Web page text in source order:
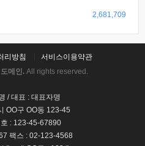
2,681,709
리방침
서비스이용약관
메인. All rights reserved.
/ 대표 : 대표자명
OO구 OO동 123-45
: 123-45-67890
팩스 : 02-123-4568